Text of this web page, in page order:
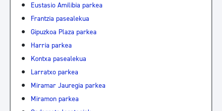
Eustasio Amilibia parkea
Frantzia pasealekua
Gipuzkoa Plaza parkea
Harria parkea
Kontxa pasealekua
Larratxo parkea
Miramar Jauregia parkea
Miramon parkea